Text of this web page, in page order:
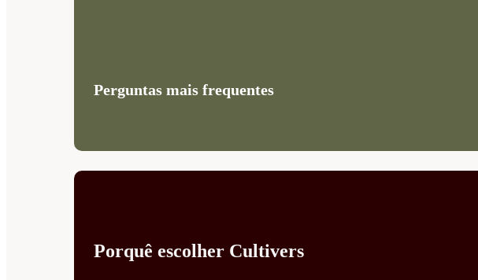
Perguntas mais frequentes
Porquê escolher Cultivers